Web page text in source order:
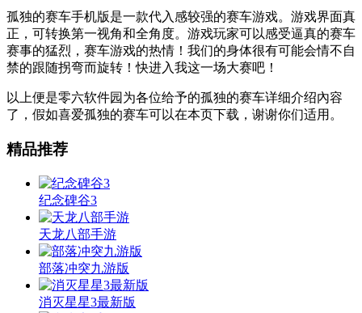
孤独的赛车手机版是一款代入感较强的赛车游戏。游戏界面真
正，可转换第一视角和全角度。游戏玩家可以感受逼真的赛车
赛事的猛烈，赛车游戏的热情！我们的身体很有可能会情不自
禁的跟随拐弯而旋转！快进入我这一场大赛吧！
以上便是零六软件园为各位给予的孤独的赛车详细介绍內容
了，假如喜爱孤独的赛车可以在本页下载，谢谢你们适用。
精品推荐
纪念碑谷3
天龙八部手游
部落冲突九游版
消灭星星3最新版